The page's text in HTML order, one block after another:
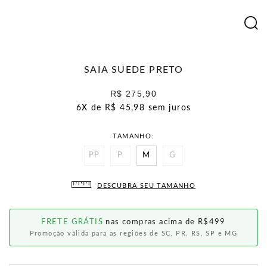
SAIA SUEDE PRETO
R$ 275,90
6X de R$ 45,98 sem juros
TAMANHO
PP P M G
DESCUBRA SEU TAMANHO
FRETE GRÁTIS nas compras acima de R$499
Promoção válida para as regiões de SC, PR, RS, SP e MG